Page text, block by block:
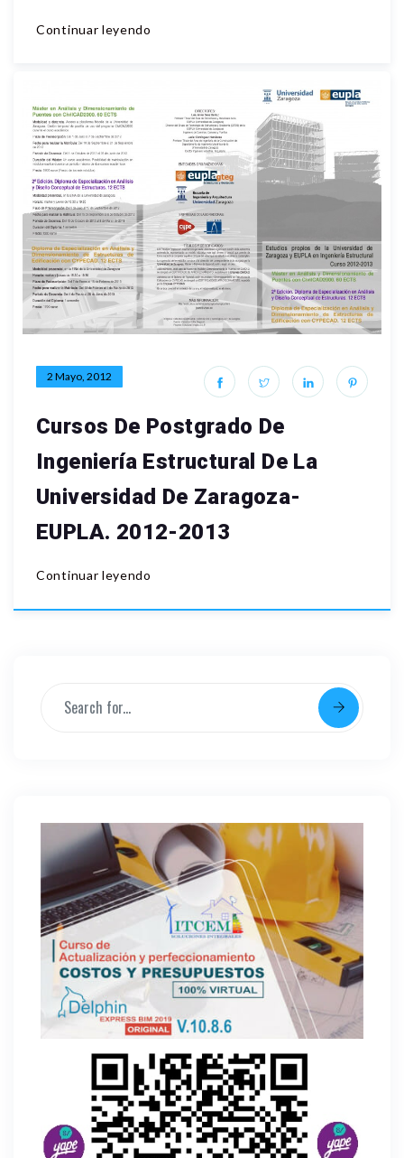
Continuar leyendo
2 Mayo, 2012
Cursos De Postgrado De
Ingeniería Estructural De La
Universidad De Zaragoza-
EUPLA. 2012-2013
Continuar leyendo